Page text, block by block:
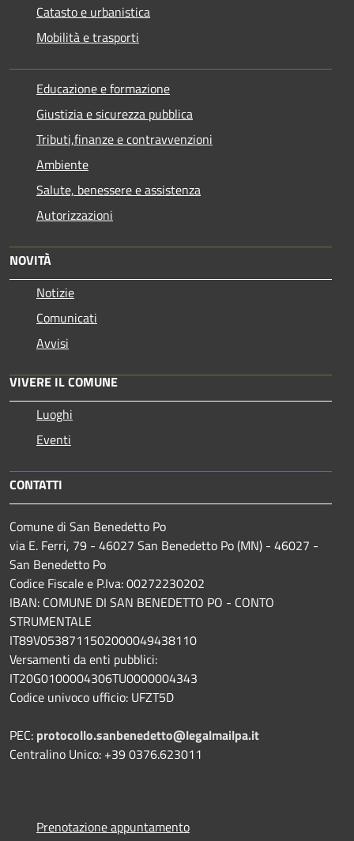
Catasto e urbanistica
Mobilità e trasporti
Educazione e formazione
Giustizia e sicurezza pubblica
Tributi,finanze e contravvenzioni
Ambiente
Salute, benessere e assistenza
Autorizzazioni
NOVITÀ
Notizie
Comunicati
Avvisi
VIVERE IL COMUNE
Luoghi
Eventi
CONTATTI
Comune di San Benedetto Po
via E. Ferri, 79 - 46027 San Benedetto Po (MN) - 46027 -
San Benedetto Po
Codice Fiscale e P.Iva: 00272230202
IBAN: COMUNE DI SAN BENEDETTO PO - CONTO
STRUMENTALE
IT89V0538711502000049438110
Versamenti da enti pubblici:
IT20G0100004306TU0000004343
Codice univoco ufficio: UFZT5D
PEC: protocollo.sanbenedetto@legalmailpa.it
Centralino Unico: +39 0376.623011
Prenotazione appuntamento